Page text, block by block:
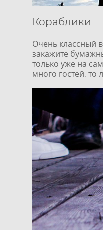
Кораблики
Очень классный
закажите
только уже на
много гостей, то